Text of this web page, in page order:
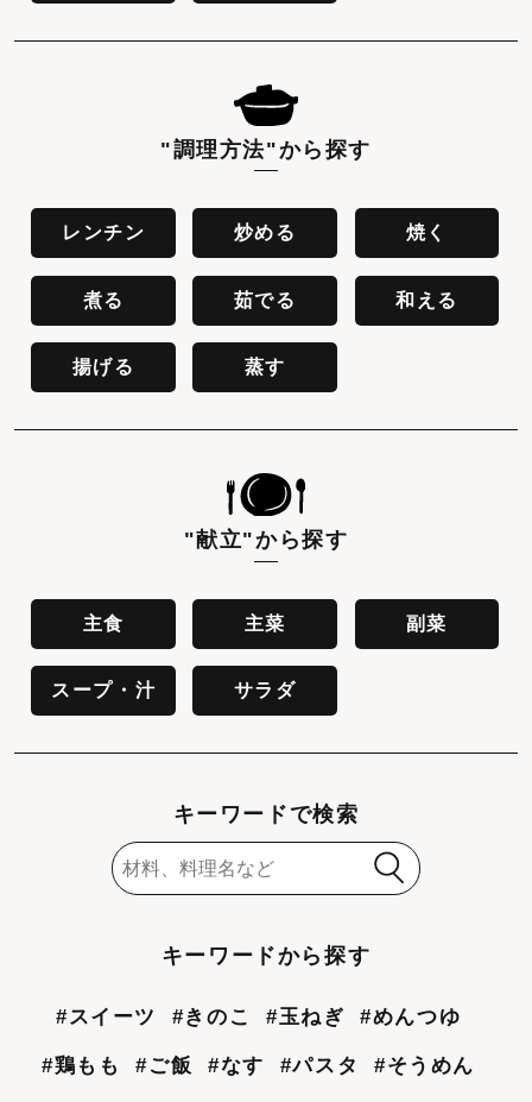
"調理方法"から探す
レンチン 炒める 焼く
煮る 茹でる 和える
揚げる 蒸す
"献立"から探す
主食 主菜 副菜
スープ・汁 サラダ
キーワードで検索
キーワードから探す
#スイーツ #きのこ #玉ねぎ #めんつゆ
#鶏もも #ご飯 #なす #パスタ #そうめん